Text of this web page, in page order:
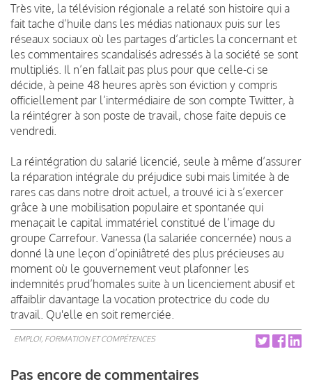
Très vite, la télévision régionale a relaté son histoire qui a
fait tache d’huile dans les médias nationaux puis sur les
réseaux sociaux où les partages d’articles la concernant et
les commentaires scandalisés adressés à la société se sont
multipliés. Il n’en fallait pas plus pour que celle-ci se
décide, à peine 48 heures après son éviction y compris
officiellement par l’intermédiaire de son compte Twitter, à
la réintégrer à son poste de travail, chose faite depuis ce
vendredi.
La réintégration du salarié licencié, seule à même d’assurer
la réparation intégrale du préjudice subi mais limitée à de
rares cas dans notre droit actuel, a trouvé ici à s’exercer
grâce à une mobilisation populaire et spontanée qui
menaçait le capital immatériel constitué de l’image du
groupe Carrefour. Vanessa (la salariée concernée) nous a
donné là une leçon d’opiniâtreté des plus précieuses au
moment où le gouvernement veut plafonner les
indemnités prud’homales suite à un licenciement abusif et
affaiblir davantage la vocation protectrice du code du
travail. Qu'elle en soit remerciée.
EMPLOI, FORMATION ET COMPÉTENCES
Pas encore de commentaires